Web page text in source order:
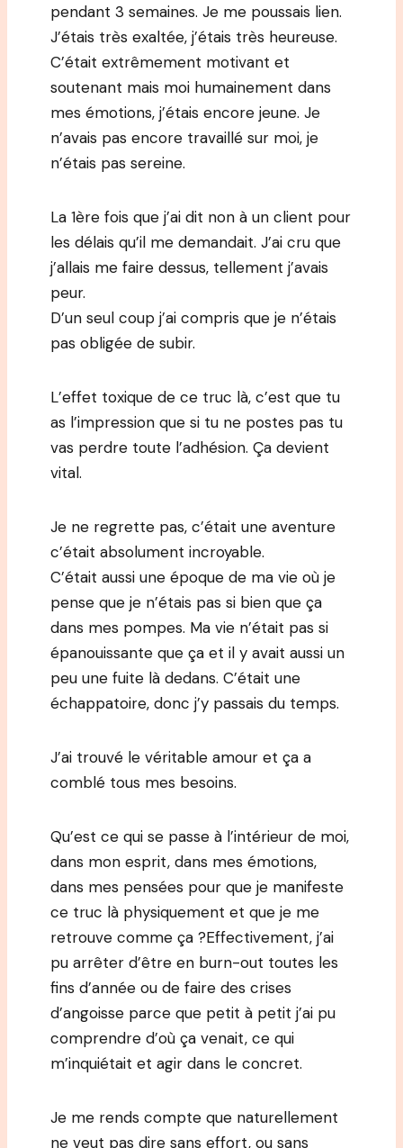
pendant 3 semaines. Je me poussais lien.
J’étais très exaltée, j’étais très heureuse.
C’était extrêmement motivant et
soutenant mais moi humainement dans
mes émotions, j’étais encore jeune. Je
n’avais pas encore travaillé sur moi, je
n’étais pas sereine.
La 1ère fois que j’ai dit non à un client pour
les délais qu’il me demandait. J’ai cru que
j’allais me faire dessus, tellement j’avais
peur.
D’un seul coup j’ai compris que je n’étais
pas obligée de subir.
L’effet toxique de ce truc là, c’est que tu
as l’impression que si tu ne postes pas tu
vas perdre toute l’adhésion. Ça devient
vital.
Je ne regrette pas, c’était une aventure
c’était absolument incroyable.
C’était aussi une époque de ma vie où je
pense que je n’étais pas si bien que ça
dans mes pompes. Ma vie n’était pas si
épanouissante que ça et il y avait aussi un
peu une fuite là dedans. C’était une
échappatoire, donc j’y passais du temps.
J’ai trouvé le véritable amour et ça a
comblé tous mes besoins.
Qu’est ce qui se passe à l’intérieur de moi,
dans mon esprit, dans mes émotions,
dans mes pensées pour que je manifeste
ce truc là physiquement et que je me
retrouve comme ça ?Effectivement, j’ai
pu arrêter d’être en burn-out toutes les
fins d’année ou de faire des crises
d’angoisse parce que petit à petit j’ai pu
comprendre d’où ça venait, ce qui
m’inquiétait et agir dans le concret.
Je me rends compte que naturellement
ne veut pas dire sans effort, ou sans